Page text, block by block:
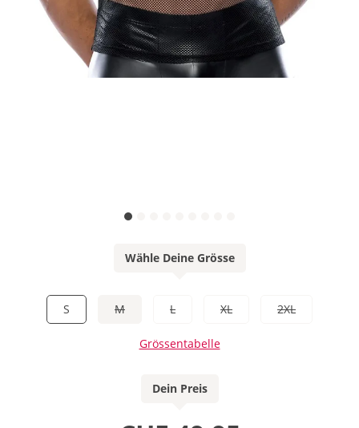
Wähle Deine Grösse
S M L XL 2XL
Grössentabelle
Dein Preis